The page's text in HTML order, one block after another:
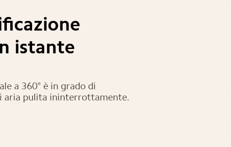
istante
a 360° è in grado di
aria pulita ininterrottamente.